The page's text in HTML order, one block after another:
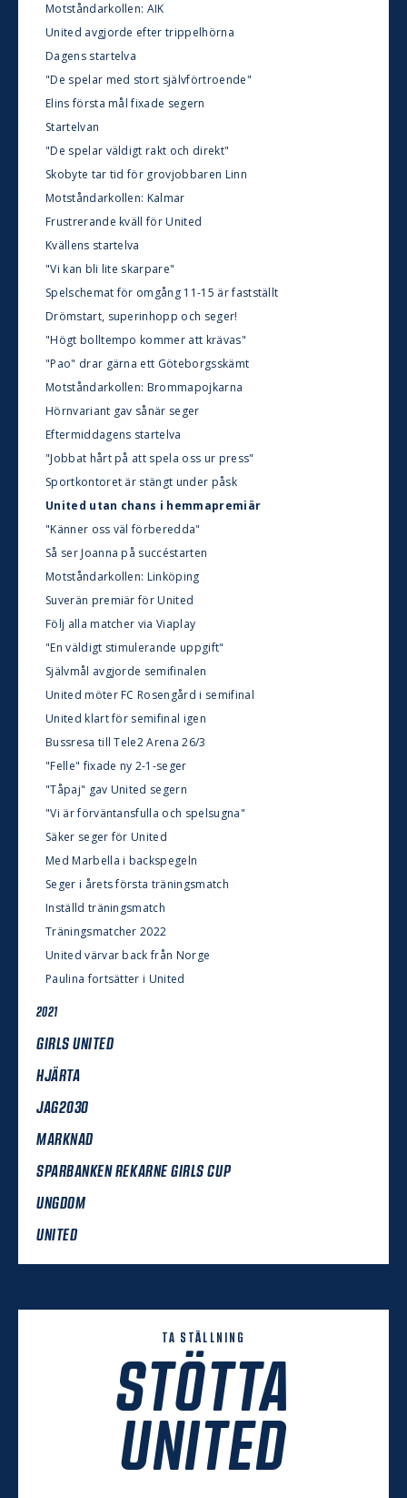
Motståndarkollen: AIK
United avgjorde efter trippelhörna
Dagens startelva
"De spelar med stort självförtroende"
Elins första mål fixade segern
Startelvan
"De spelar väldigt rakt och direkt"
Skobyte tar tid för grovjobbaren Linn
Motståndarkollen: Kalmar
Frustrerande kväll för United
Kvällens startelva
"Vi kan bli lite skarpare"
Spelschemat för omgång 11-15 är fastställt
Drömstart, superinhopp och seger!
"Högt bolltempo kommer att krävas"
"Pao" drar gärna ett Göteborgsskämt
Motståndarkollen: Brommapojkarna
Hörnvariant gav sånär seger
Eftermiddagens startelva
"Jobbat hårt på att spela oss ur press"
Sportkontoret är stängt under påsk
United utan chans i hemmapremiär
"Känner oss väl förberedda"
Så ser Joanna på succéstarten
Motståndarkollen: Linköping
Suverän premiär för United
Följ alla matcher via Viaplay
"En väldigt stimulerande uppgift"
Självmål avgjorde semifinalen
United möter FC Rosengård i semifinal
United klart för semifinal igen
Bussresa till Tele2 Arena 26/3
"Felle" fixade ny 2-1-seger
"Tåpaj" gav United segern
"Vi är förväntansfulla och spelsugna"
Säker seger för United
Med Marbella i backspegeln
Seger i årets första träningsmatch
Inställd träningsmatch
Träningsmatcher 2022
United värvar back från Norge
Paulina fortsätter i United
2021
GIRLS UNITED
HJÄRTA
JAG2030
MARKNAD
SPARBANKEN REKARNE GIRLS CUP
UNGDOM
UNITED
TA STÄLLNING
STÖTTA
UNITED